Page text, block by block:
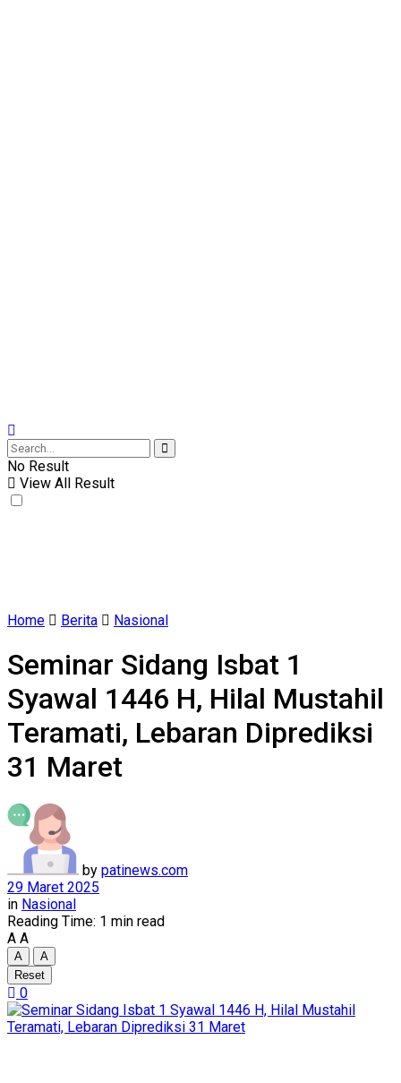
No Result
View All Result
Home Berita Nasional
Seminar Sidang Isbat 1
Syawal 1446 H, Hilal Mustahil
Teramati, Lebaran Diprediksi
31 Maret
by patinews.com
29 Maret 2025
in Nasional
Reading Time: 1 min read
A A
A
A
Reset
0